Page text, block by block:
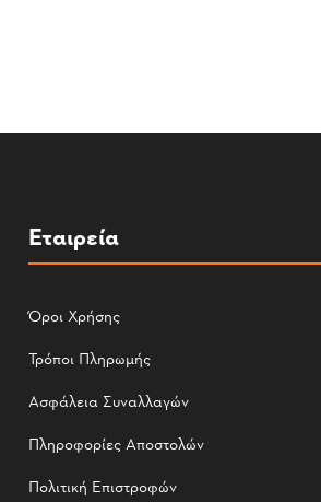
Εταιρεία
Όροι Χρήσης
Τρόποι Πληρωμής
Ασφάλεια Συναλλαγών
Πληροφορίες Αποστολών
Πολιτική Επιστροφών